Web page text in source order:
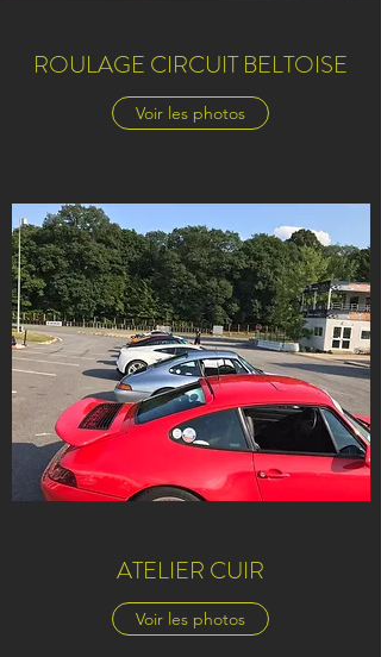
ROULAGE CIRCUIT BELTOISE
Voir les photos
ATELIER CUIR
Voir les photos